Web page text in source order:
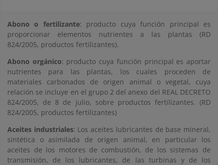
Abono o fertilizante: producto cuya función principal es
proporcionar elementos nutrientes a las plantas (RD
824/2005, productos fertilizantes).
Abono orgánico: producto cuya función principal es aportar
nutrientes para las plantas, los cuales proceden de
materiales carbonados de origen animal o vegetal, cuya
relación se incluye en el grupo 2 del anexo del REAL DECRETO
824/2005, de 8 de julio, sobre productos fertilizantes. (RD
824/2005, productos fertilizantes)
Aceites industriales: Los aceites lubricantes de base mineral,
sintética o asimilada de origen animal, en particular los
aceites de los motores de combustión, de los sistemas de
transmisión, de los lubricantes, de las turbinas y de los